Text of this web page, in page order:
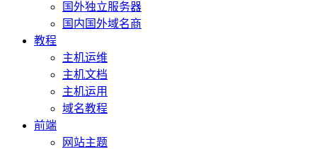
国外独立服务器
国内国外域名商
教程
主机运维
主机文档
主机运用
域名教程
前端
网站主题